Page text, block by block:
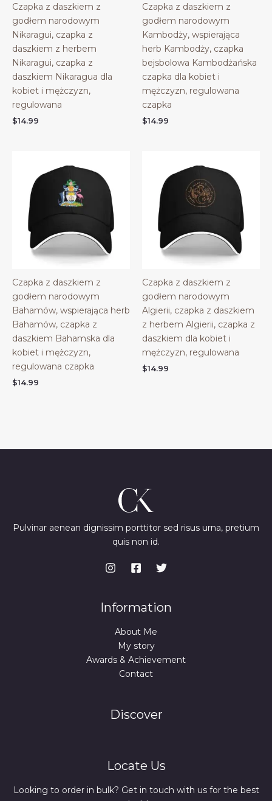
Czapka z daszkiem z
godłem narodowym
Nikaragui, czapka z
daszkiem z herbem
Nikaragui, czapka z
daszkiem Nikaragua dla
kobiet i mężczyzn,
regulowana
$14.99
Czapka z daszkiem z
godłem narodowym
Kambodży, wspierająca
herb Kambodży, czapka
bejsbolowa Kambodżańska
czapka dla kobiet i
mężczyzn, regulowana
czapka
$14.99
Czapka z daszkiem z
godłem narodowym
Bahamów, wspierająca herb
Bahamów, czapka z
daszkiem Bahamska dla
kobiet i mężczyzn,
regulowana czapka
$14.99
Czapka z daszkiem z
godłem narodowym
Algierii, czapka z daszkiem
z herbem Algierii, czapka z
daszkiem dla kobiet i
mężczyzn, regulowana
$14.99
Pulvinar aenean dignissim porttitor sed risus urna, pretium
quis non id.
Information
About Me
My story
Awards & Achievement
Contact
Discover
Locate Us
Looking to order in bulk? Get in touch with us for the best